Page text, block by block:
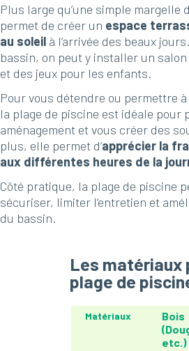
Plus large qu’une simple margelle
permet de créer un espace
au soleil à l’arrivée des beaux
bassin, on peut y installer un
et des jeux pour les enfants.
Pour vous détendre ou permettre
la plage de piscine est idéale pour
aménagement et vous créer des
plus, elle permet d’apprécier la
aux différentes heures de la
Côté pratique, la plage de piscine
sécuriser, limiter l’entretien et
du bassin.
Les matériaux
plage de
Matériaux
Bois
etc.)